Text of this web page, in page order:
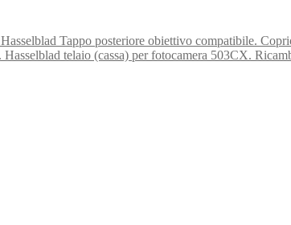
Hasselblad Tappo posteriore obiettivo compatibile.
Hasselblad telaio (cassa) per fotocamera 503CX.